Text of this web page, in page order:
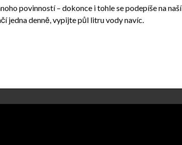
povinností – dokonce i tohle se podepíše na
jedna denně, vypijte půl litru vody navíc.